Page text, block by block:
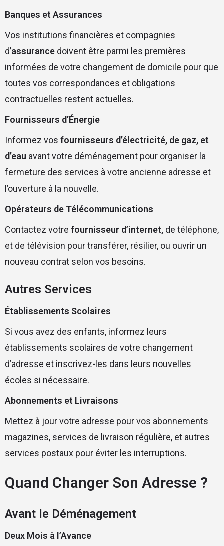
Banques et Assurances
Vos institutions financières et compagnies
d’assurance doivent être parmi les premières
informées de votre changement de domicile pour que
toutes vos correspondances et obligations
contractuelles restent actuelles.
Fournisseurs d’Énergie
Informez vos fournisseurs d’électricité, de gaz, et
d’eau avant votre déménagement pour organiser la
fermeture des services à votre ancienne adresse et
l’ouverture à la nouvelle.
Opérateurs de Télécommunications
Contactez votre fournisseur d’internet, de téléphone,
et de télévision pour transférer, résilier, ou ouvrir un
nouveau contrat selon vos besoins.
Autres Services
Établissements Scolaires
Si vous avez des enfants, informez leurs
établissements scolaires de votre changement
d’adresse et inscrivez-les dans leurs nouvelles
écoles si nécessaire.
Abonnements et Livraisons
Mettez à jour votre adresse pour vos abonnements
magazines, services de livraison régulière, et autres
services postaux pour éviter les interruptions.
Quand Changer Son Adresse ?
Avant le Déménagement
Deux Mois à l’Avance